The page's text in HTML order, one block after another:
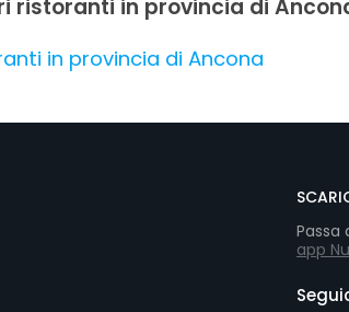
ristoranti in provincia di
in provincia di Ancona
Passa
app